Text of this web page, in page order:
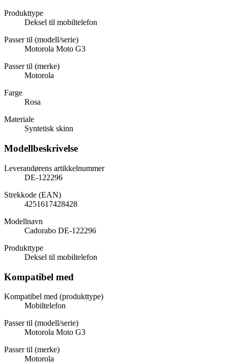
Produkttype
Deksel til mobiltelefon
Passer til (modell/serie)
Motorola Moto G3
Passer til (merke)
Motorola
Farge
Rosa
Materiale
Syntetisk skinn
Modellbeskrivelse
Leverandørens artikkelnummer
DE-122296
Strekkode (EAN)
4251617428428
Modellnavn
Cadorabo DE-122296
Produkttype
Deksel til mobiltelefon
Kompatibel med
Kompatibel med (produkttype)
Mobiltelefon
Passer til (modell/serie)
Motorola Moto G3
Passer til (merke)
Motorola